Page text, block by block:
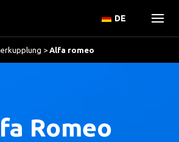
DE
> Alfa romeo
Romeo